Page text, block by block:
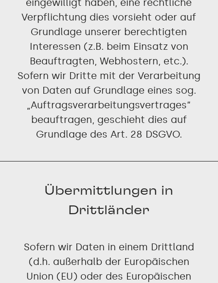
eingewilligt haben, eine rechtliche
Verpflichtung dies vorsieht oder auf
Grundlage unserer berechtigten
Interessen (z.B. beim Einsatz von
Beauftragten, Webhostern, etc.).
Sofern wir Dritte mit der Verarbeitung
von Daten auf Grundlage eines sog.
„Auftragsverarbeitungsvertrages“
beauftragen, geschieht dies auf
Grundlage des Art. 28 DSGVO.
Übermittlungen in
Drittländer
Sofern wir Daten in einem Drittland
(d.h. außerhalb der Europäischen
Union (EU) oder des Europäischen